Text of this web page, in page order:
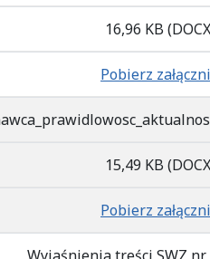
16,96 KB
Pobierz
15,49 KB
Pobierz